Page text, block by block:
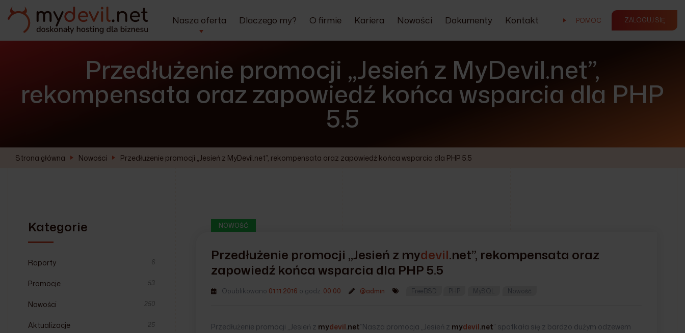
Nasza oferta Dlaczego my? O firmie Kariera Nowości Dokumenty Kontakt POMOC ZALOGUJ SIĘ
Przedłużenie promocji „Jesień z MyDevil.net”,
rekompensata oraz zapowiedź końca wsparcia dla PHP
5.5
Strona główna Nowości Przedłużenie promocji „Jesień z MyDevil.net”, rekompensata oraz zapowiedź końca wsparcia dla PHP 5.5
NOWOŚĆ
Przedłużenie promocji „Jesień z mydevil.net”, rekompensata oraz
zapowiedź końca wsparcia dla PHP 5.5
Opublikowano 01.11.2016 o godz. 00:00 @admin FreeBSD PHP MySQL Nowość
Przedłużenie promocji „Jesień z mydevil .net”Nasza promocja „Jesień z mydevil .net” spotkała się z bardzo dużym odzewem
Kategorie
Raporty 6
Promocje 53
Nowości 250
Aktualizacje 25